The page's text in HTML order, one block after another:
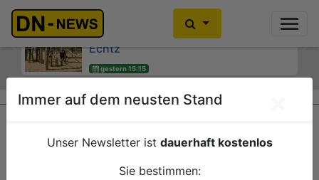
Kinder- und Jugendsprecherinnen
des Jugendheims engagieren sich für
Echtz
gestern 15:15
Kein Alkoholkonsum in der
Schwangerschaft: Interaktive
Wanderausstellung ZERO! im
Kreishaus
Düren
Verwaltung
Previous
Immer auf dem neusten Stand
Unser Newsletter ist dauerhaft kostenlos
Sie bestimmen: